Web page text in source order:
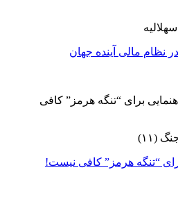
نظام مالی آینده جهان
(۱۱)
“تنگه هرمز” کافی نیست!